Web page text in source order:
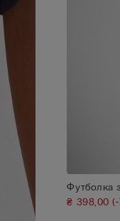
Футболка
₴ 398,00